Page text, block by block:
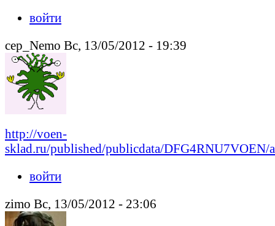
войти
cep_Nemo Вс, 13/05/2012 - 19:39
http://voen-
sklad.ru/published/publicdata/DFG4RNU7VOEN/
войти
zimo Вс, 13/05/2012 - 23:06